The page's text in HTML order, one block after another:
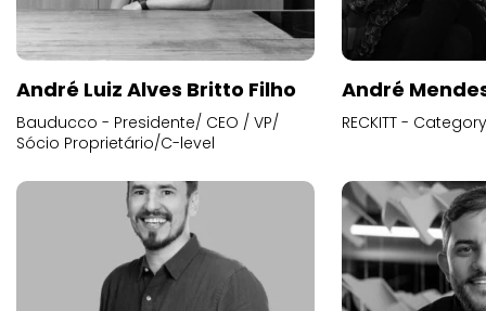
André Luiz Alves Britto Filho
Bauducco - Presidente/ CEO / VP/
Sócio Proprietário/C-level
André
RECKITT -